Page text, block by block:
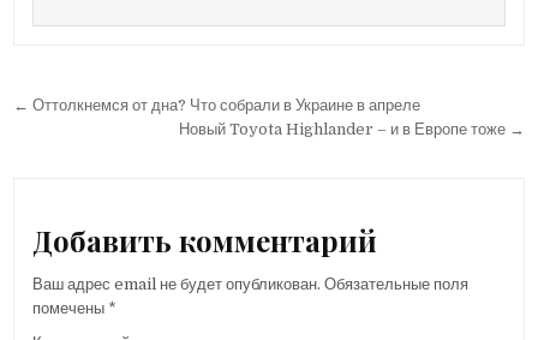
← Оттолкнемся от дна? Что собрали в Украине в апреле
Новый Toyota Highlander – и в Европе тоже →
Добавить комментарий
Ваш адрес email не будет опубликован. Обязательные поля
помечены *